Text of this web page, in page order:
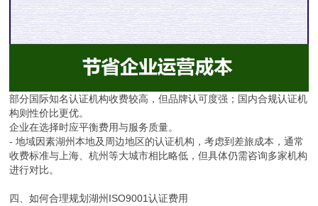
部分国际知名认证机构收费较高，但品牌认可度强；国内合规认证机
构则性价比更优。
企业在选择时应平衡费用与服务质量。
- 地域因素湖州本地及周边地区的认证机构，考虑到差旅成本，通常
收费标准与上海、杭州等大城市相比略低，但具体仍需咨询多家机构
进行对比。
四、如何合理规划湖州ISO9001认证费用